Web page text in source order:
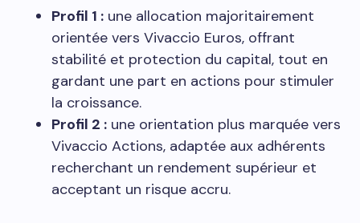
Profil 1 : une allocation majoritairement
orientée vers Vivaccio Euros, offrant
stabilité et protection du capital, tout en
gardant une part en actions pour stimuler
la croissance.
Profil 2 : une orientation plus marquée vers
Vivaccio Actions, adaptée aux adhérents
recherchant un rendement supérieur et
acceptant un risque accru.